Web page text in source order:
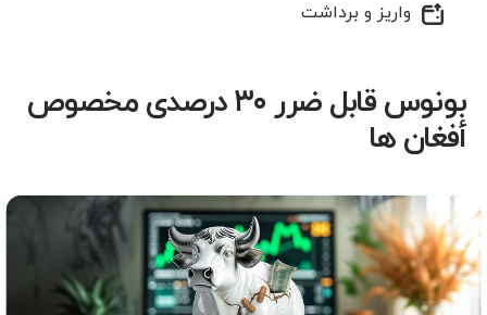
واریز و برداشت
بونوس قابل ضرر ۳۰ درصدی مخصوص
أفغان ها